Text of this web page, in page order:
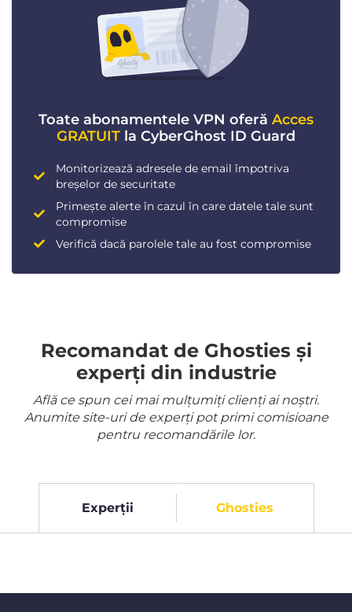
Toate abonamentele VPN oferă Acces
GRATUIT la CyberGhost ID Guard
Monitorizează adresele de email împotriva
breșelor de securitate
Primește alerte în cazul în care datele tale sunt
compromise
Verifică dacă parolele tale au fost compromise
Recomandat de Ghosties și
experți din industrie
Află ce spun cei mai mulțumiți clienți ai noștri.
Anumite site-uri de experți pot primi comisioane
pentru recomandările lor.
Experții Ghosties